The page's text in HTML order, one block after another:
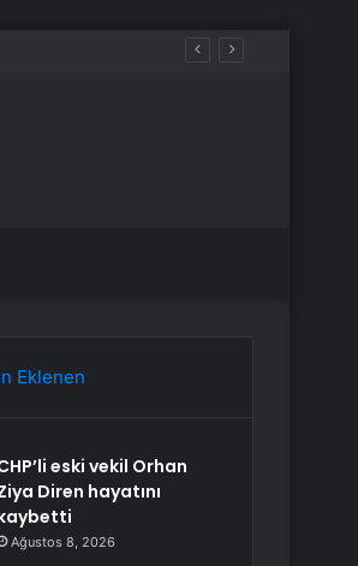
Eklenen
eski vekil Orhan
Diren hayatını
Ağustos 8, 2026